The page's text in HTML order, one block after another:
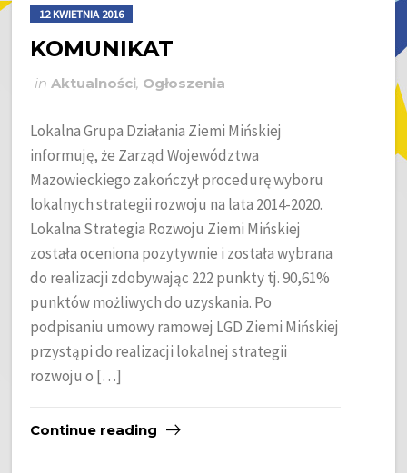
12 KWIETNIA 2016
KOMUNIKAT
inAktualności, Ogłoszenia
Lokalna Grupa Działania Ziemi Mińskiej
informuję, że Zarząd Województwa
Mazowieckiego zakończył procedurę wyboru
lokalnych strategii rozwoju na lata 2014-2020.
Lokalna Strategia Rozwoju Ziemi Mińskiej
została oceniona pozytywnie i została wybrana
do realizacji zdobywając 222 punkty tj. 90,61%
punktów możliwych do uzyskania. Po
podpisaniu umowy ramowej LGD Ziemi Mińskiej
przystąpi do realizacji lokalnej strategii
rozwoju o […]
Continue reading